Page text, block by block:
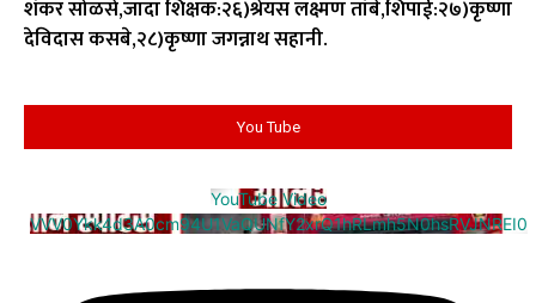
शंकर सोळसे,जादा शिक्षक:२६)श्रेयस लक्ष्मण तांबे,शिपाई:२७)कृष्णा
देविदास कसबे,२८)कृष्णा जगन्नाथ सहानी.
You Tube
YouTube Video
VVV0Ykk4d3A0cm94U1VaQUNfY2xrQ1hRLmh5N0hsRVJNREI0